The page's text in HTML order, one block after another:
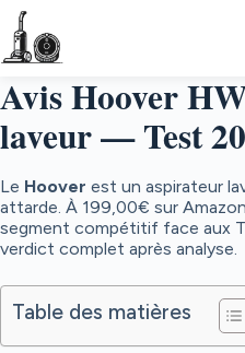
Passer
au
contenu
Avis Hoover
laveur — Test
Le Hoover est un aspirateur
attarde. À 199,00€ sur
segment compétitif face aux
verdict complet après analyse.
Table des matières